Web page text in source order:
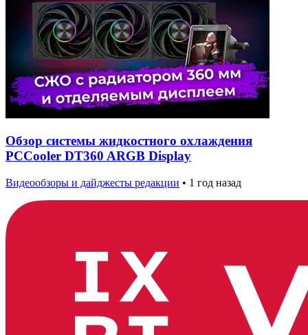
Обзор системы жидкостного охлаждения
PCCooler DT360 ARGB Display
Видеообзоры и дайджесты редакции • 1 год назад